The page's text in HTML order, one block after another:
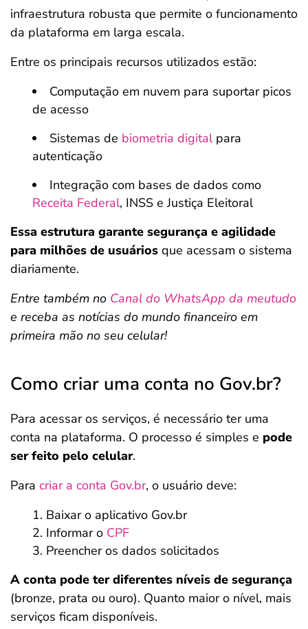
infraestrutura robusta que permite o funcionamento
da plataforma em larga escala.
Entre os principais recursos utilizados estão:
Computação em nuvem para suportar picos
de acesso
Sistemas de biometria digitalpara
autenticação
Integração com bases de dados como
Receita Federal, INSS e Justiça Eleitoral
Essa estrutura garante segurança e agilidade
para milhões de usuários que acessam o sistema
diariamente.
Entre também no Canal do WhatsApp da meutudo
e receba as notícias do mundo financeiro em
primeira mão no seu celular!
Como criar uma conta no Gov.br?
Para acessar os serviços, é necessário ter uma
conta na plataforma. O processo é simples e pode
ser feito pelo celular.
Para criar a conta Gov.br, o usuário deve:
Baixar o aplicativo Gov.br
Informar o CPF
Preencher os dados solicitados
A conta pode ter diferentes níveis de segurança
(bronze, prata ou ouro). Quanto maior o nível, mais
serviços ficam disponíveis.